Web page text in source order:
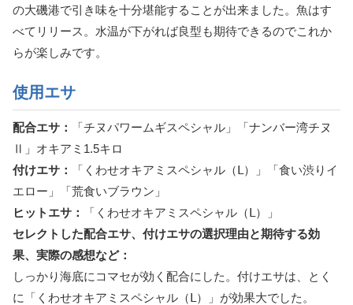
の大磯港で引き味を十分堪能することが出来ました。魚はす
べてリリース。水温が下がれば良型も期待できるのでこれか
らが楽しみです。
使用エサ
配合エサ：
「チヌパワームギスペシャル」「ナンバー湾チヌ
Ⅱ」オキアミ1.5キロ
付けエサ：
「くわせオキアミスペシャル（Ⅼ）」「食い渋りイ
エロー」「荒食いブラウン」
ヒットエサ：
「くわせオキアミスペシャル（Ⅼ）」
セレクトした配合エサ、付けエサの選択理由と期待する効
果、実際の感想など：
しっかり海底にコマセが効く配合にした。付けエサは、とく
に「くわせオキアミスペシャル（Ⅼ）」が効果大でした。